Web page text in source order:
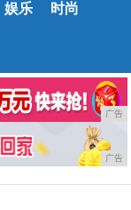
娱乐 时尚
广告
广告